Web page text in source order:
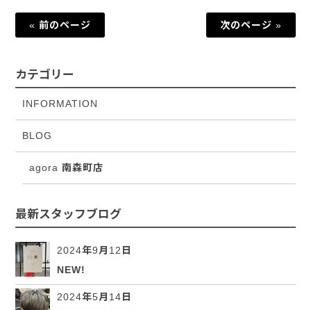
« 前のページ 次のページ »
カテゴリー
INFORMATION
BLOG
agora 南森町店
最新スタッフブログ
2024年9月12日
NEW!
2024年5月14日